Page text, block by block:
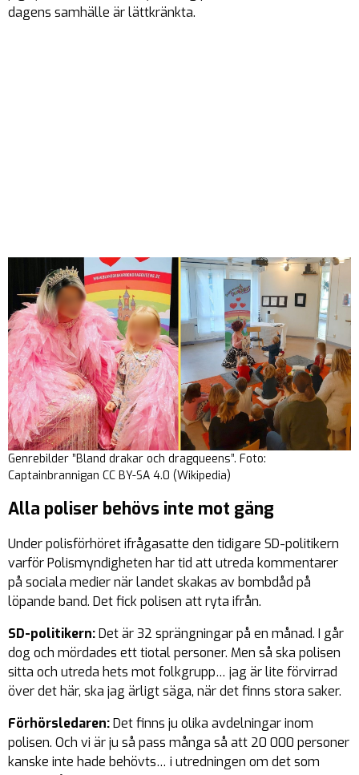
dagens samhälle är lättkränkta.
Genrebilder ”Bland drakar och dragqueens”. Foto:
Captainbrannigan CC BY-SA 4.0 (Wikipedia)
Alla poliser behövs inte mot gäng
Under polisförhöret ifrågasatte den tidigare SD-politikern
varför Polismyndigheten har tid att utreda kommentarer
på sociala medier när landet skakas av bombdåd på
löpande band. Det fick polisen att ryta ifrån.
SD-politikern:Det är 32 sprängningar på en månad. I går
dog och mördades ett tiotal personer. Men så ska polisen
sitta och utreda hets mot folkgrupp… jag är lite förvirrad
över det här, ska jag ärligt säga, när det finns stora saker.
Förhörsledaren:Det finns ju olika avdelningar inom
polisen. Och vi är ju så pass många så att 20 000 personer
kanske inte hade behövts… i utredningen om det som